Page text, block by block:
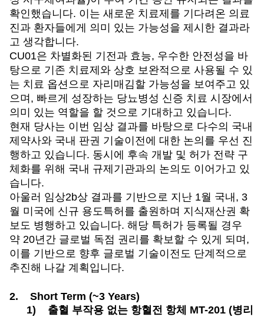
확인했습니다. 이는 새로운 치료제를 기다려온 의료
진과 환자들에게 의미 있는 가능성을 제시한 결과라
고 생각합니다.
CU01은 차별화된 기전과 효능, 우수한 안전성을 바
탕으로 기존 치료제와 상호 보완적으로 사용될 수 있
는 치료 옵션으로 자리매김할 가능성을 보여주고 있
으며, 빠르게 성장하는 당뇨병성 신증 치료 시장에서
의미 있는 역할을 할 것으로 기대하고 있습니다.
현재 당사는 이번 임상 결과를 바탕으로 다수의 국내
제약사와 국내 판권 기술이전에 대한 논의를 우선 진
행하고 있습니다. 동시에 후속 개발 및 허가 전략 구
체화를 위해 국내 규제기관과의 논의도 이어가고 있
습니다.
아울러 임상2b상 결과를 기반으로 지난 1월 국내, 3
월 미국에 신규 용도특허를 출원하며 지식재산권 확
보도 병행하고 있습니다. 해당 특허가 등록될 경우
약 20년간 글로벌 독점 권리를 확보할 수 있게 되며,
이를 기반으로 향후 글로벌 기술이전도 단계적으로
추진해 나갈 계획입니다.
2.
Short Term (~3 Years)
1)
출혈 부작용 없는 항혈전 항체 MT-201 (병리